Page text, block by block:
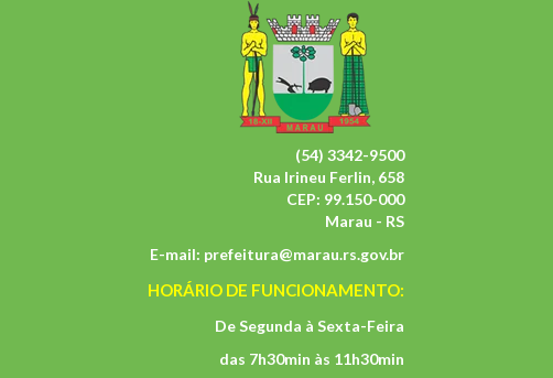
(54) 3342-9500
Rua Irineu Ferlin, 658
CEP: 99.150-000
Marau - RS
E-mail: prefeitura@marau.rs.gov.br
HORÁRIO DE FUNCIONAMENTO:
De Segunda à Sexta-Feira
das 7h30min às 11h30min